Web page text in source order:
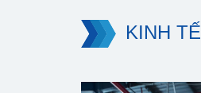
KINH TẾ